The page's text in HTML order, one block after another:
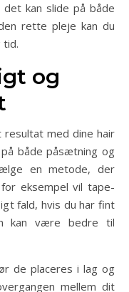
kan slide på både
rette pleje kan du
tid.
og
med dine hair
både påsætning og
en metode, der
eksempel vil tape-
fald, hvis du har fint
kan være bedre til
de placeres i lag og
mellem dit